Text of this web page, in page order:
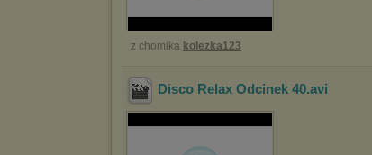
z chomika kolezka123
Disco Relax Odcinek 40.avi